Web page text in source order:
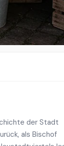
der Stadt
als Bischof